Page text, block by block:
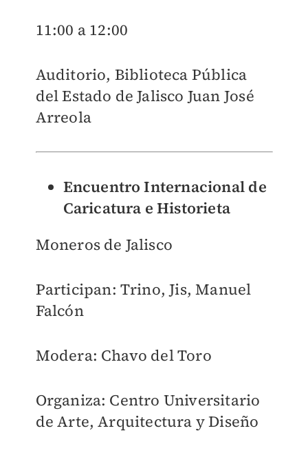
11:00 a 12:00
Auditorio, Biblioteca Pública
del Estado de Jalisco Juan José
Arreola
Encuentro Internacional de
Caricatura e Historieta
Moneros de Jalisco
Participan: Trino, Jis, Manuel
Falcón
Modera: Chavo del Toro
Organiza: Centro Universitario
de Arte, Arquitectura y Diseño